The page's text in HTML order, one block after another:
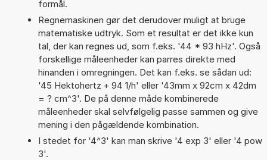
formål.
Regnemaskinen gør det derudover muligt at bruge
matematiske udtryk. Som et resultat er det ikke kun
tal, der kan regnes ud, som f.eks. '44 * 93 hHz'. Også
forskellige måleenheder kan parres direkte med
hinanden i omregningen. Det kan f.eks. se sådan ud:
'45 Hektohertz + 94 1/h' eller '43mm x 92cm x 42dm
= ? cm^3'. De på denne måde kombinerede
måleenheder skal selvfølgelig passe sammen og give
mening i den pågældende kombination.
I stedet for '4^3' kan man skrive '4 exp 3' eller '4 pow
3'.